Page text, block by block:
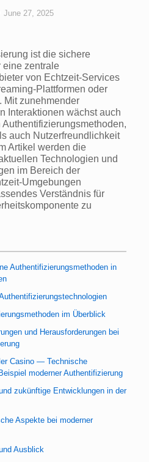
June 27, 2025
ist die sichere
eine zentrale
von Echtzeit-Services
Plattformen oder
Mit zunehmender
Interaktionen wächst auch
auch Nutzerfreundlichkeit
Artikel werden die
Technologien und
im Bereich der
Umgebungen
Verständnis für
zu
Authentifizierungsmethoden in
im Überblick
und Herausforderungen bei
Casino — Technische
moderner Authentifizierung
zukünftige Entwicklungen in der
Aspekte bei moderner
Ausblick